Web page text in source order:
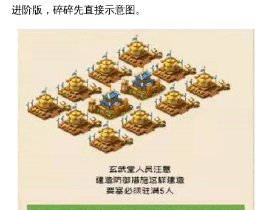
进阶版，碎碎先直接示意图。